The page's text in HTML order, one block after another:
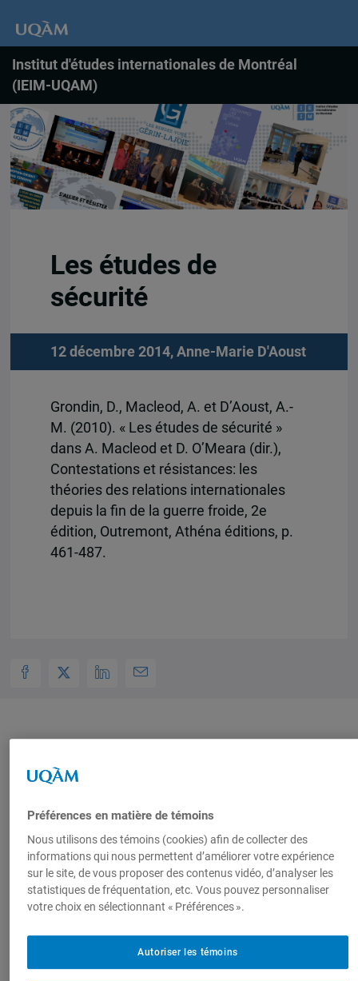
Institut d'études internationales de Montréal
(IEIM-UQAM)
Les études de
sécurité
12 décembre 2014, Anne-Marie D'Aoust
Grondin, D., Macleod, A. et D’Aoust, A.-
M. (2010). « Les études de sécurité »
dans A. Macleod et D. O’Meara (dir.),
Contestations et résistances: les
théories des relations internationales
depuis la fin de la guerre froide, 2e
édition, Outremont, Athéna éditions, p.
461-487.
Marie
D'Aoust,
Titulaire, Chaire de
recherche du Canada sur
sécuritaire des corps, la
mobilité et les frontières
Préférences en matière de témoins
Nous utilisons des témoins (cookies) afin de collecter des
informations qui nous permettent d’améliorer votre expérience
sur le site, de vous proposer des contenus vidéo, d’analyser les
statistiques de fréquentation, etc. Vous pouvez personnaliser
votre choix en sélectionnant « Préférences ».
Autoriser les témoins